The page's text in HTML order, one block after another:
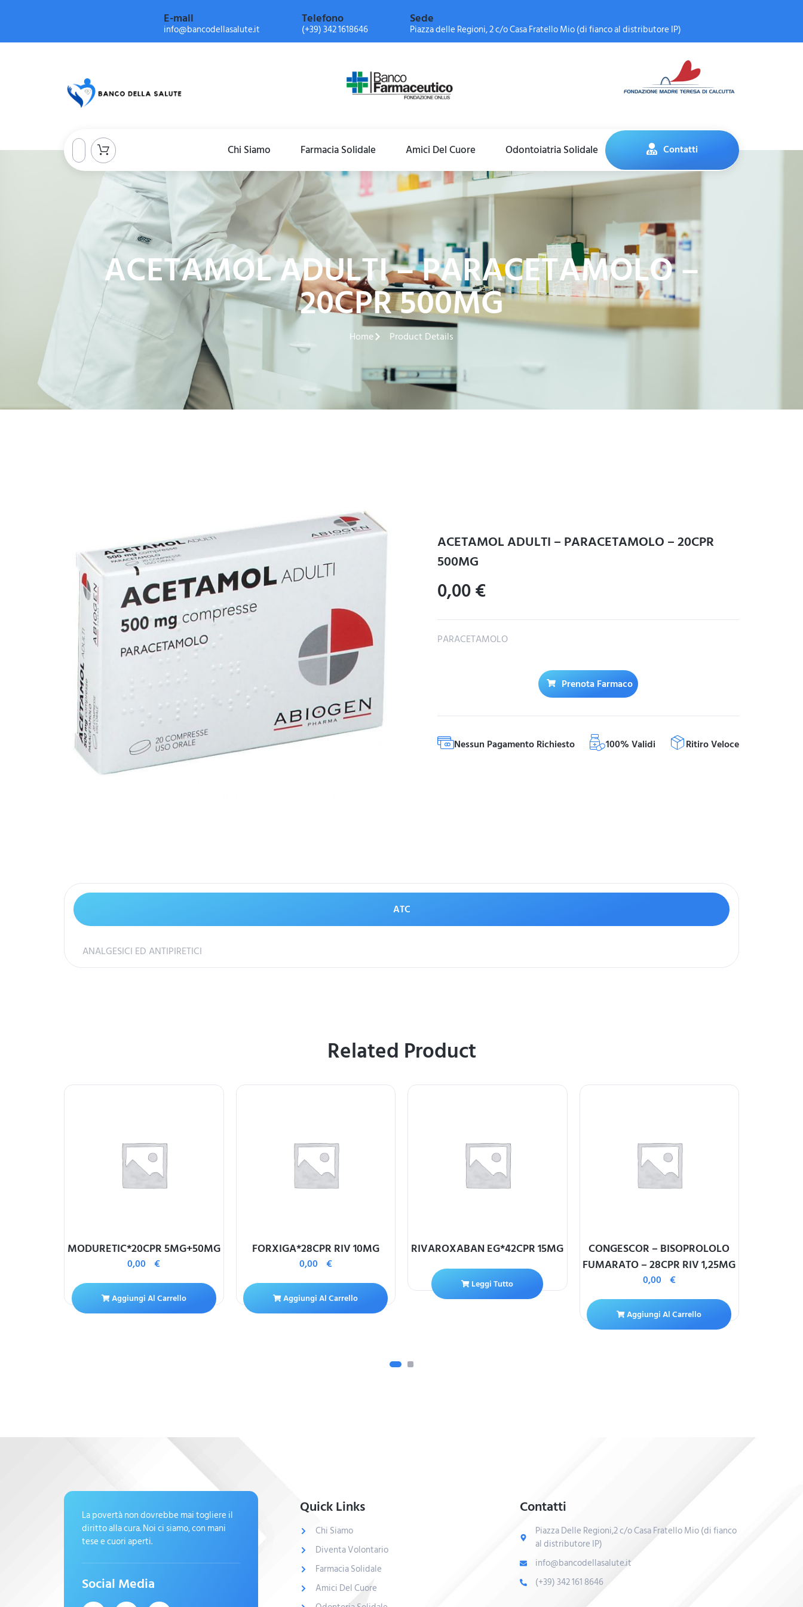
E-mail
info@bancodellasalute.it
Telefono
(+39) 342 1618646
Sede
Piazza delle Regioni, 2 c/o Casa Fratello Mio (di fianco al distributore IP)
Chi Siamo Farmacia Solidale Amici Del Cuore Odontoiatria Solidale Contatti
ACETAMOL ADULTI – PARACETAMOLO –
20CPR 500MG
Home Product Details
ACETAMOL ADULTI – PARACETAMOLO – 20CPR
500MG
0,00€
PARACETAMOLO
Prenota Farmaco
Nessun Pagamento Richiesto 100% Validi Ritiro Veloce
ATC
ANALGESICI ED ANTIPIRETICI
Related Product
MODURETIC*20CPR 5MG+50MG
0,00€
Aggiungi Al Carrello
FORXIGA*28CPR RIV 10MG
0,00 €
Aggiungi Al Carrello
RIVAROXABAN EG*42CPR 15MG
Leggi Tutto
CONGESCOR – BISOPROLOLO
FUMARATO – 28CPR RIV 1,25MG
0,00 €
Aggiungi Al Carrello
La povertà non dovrebbe mai togliere il
diritto alla cura. Noi ci siamo, con mani
tese e cuori aperti.
Social Media
Quick Links
Chi Siamo
Diventa Volontario
Farmacia Solidale
Amici Del Cuore
Contatti
Piazza Delle Regioni,2 c/o Casa Fratello Mio (di fianco
al distributore IP)
info@bancodellasalute.it
(+39) 342 161 8646